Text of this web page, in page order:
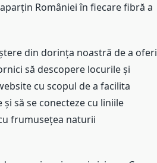
României în fiecare fibră a
din dorința noastră de a oferi
să descopere locurile și
cu scopul de a facilita
să se conecteze cu liniile
frumusețea naturii